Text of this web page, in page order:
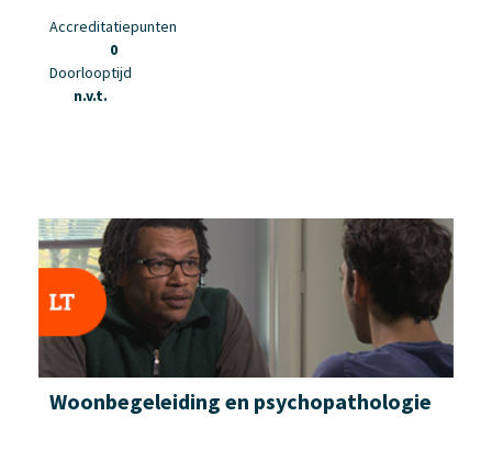
Accreditatiepunten
0
Doorlooptijd
n.v.t.
Woonbegeleiding en psychopa­thologie